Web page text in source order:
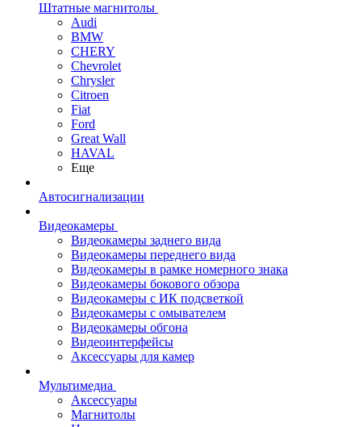
Штатные магнитолы
Audi
BMW
CHERY
Chevrolet
Chrysler
Citroen
Fiat
Ford
Great Wall
HAVAL
Еще
Автосигнализации
Видеокамеры
Видеокамеры заднего вида
Видеокамеры переднего вида
Видеокамеры в рамке номерного знака
Видеокамеры бокового обзора
Видеокамеры с ИК подсветкой
Видеокамеры с омывателем
Видеокамеры обгона
Видеоинтерфейсы
Аксессуары для камер
Мультимедиа
Аксессуары
Магнитолы